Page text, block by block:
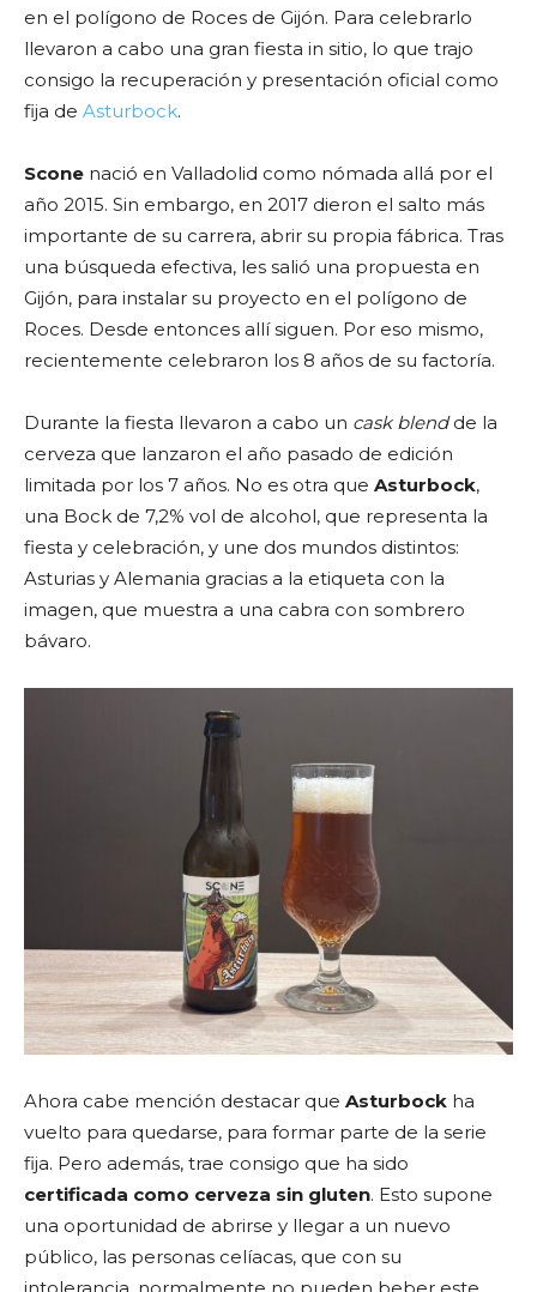
en el polígono de Roces de Gijón. Para celebrarlo
llevaron a cabo una gran fiesta in sitio, lo que trajo
consigo la recuperación y presentación oficial como
fija de Asturbock.
Scone nació en Valladolid como nómada allá por el
año 2015. Sin embargo, en 2017 dieron el salto más
importante de su carrera, abrir su propia fábrica. Tras
una búsqueda efectiva, les salió una propuesta en
Gijón, para instalar su proyecto en el polígono de
Roces. Desde entonces allí siguen. Por eso mismo,
recientemente celebraron los 8 años de su factoría.
Durante la fiesta llevaron a cabo un cask blendde la
cerveza que lanzaron el año pasado de edición
limitada por los 7 años. No es otra que Asturbock,
una Bock de 7,2% vol de alcohol, que representa la
fiesta y celebración, y une dos mundos distintos:
Asturias y Alemania gracias a la etiqueta con la
imagen, que muestra a una cabra con sombrero
bávaro.
Ahora cabe mención destacar que Asturbock ha
vuelto para quedarse, para formar parte de la serie
fija. Pero además, trae consigo que ha sido
certificada como cerveza sin gluten. Esto supone
una oportunidad de abrirse y llegar a un nuevo
público, las personas celíacas, que con su